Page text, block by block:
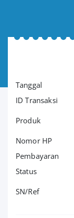
Tanggal
ID Transaksi
Produk
Nomor HP
Pembayaran
Status
SN/Ref